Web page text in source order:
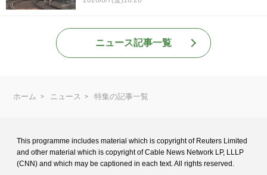
ニュース記事一覧
ホーム ニュース 特集の記事一覧
This programme includes material which is copyright of Reuters Limited
and other material which is copyright of Cable News Network LP, LLLP
(CNN) and which may be captioned in each text. All rights reserved.